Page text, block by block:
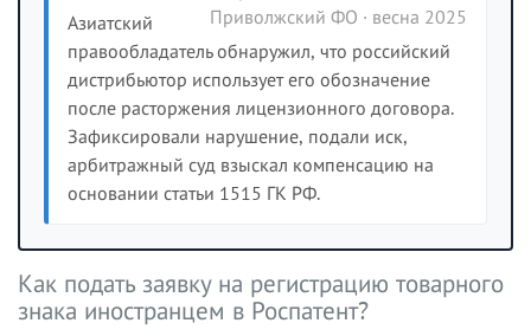
Приволжский ФО · весна 2025
Азиатский
правообладатель обнаружил, что российский
дистрибьютор использует его обозначение
после расторжения лицензионного договора.
Зафиксировали нарушение, подали иск,
арбитражный суд взыскал компенсацию на
основании статьи 1515 ГК РФ.
Как подать заявку на регистрацию товарного
знака иностранцем в Роспатент?